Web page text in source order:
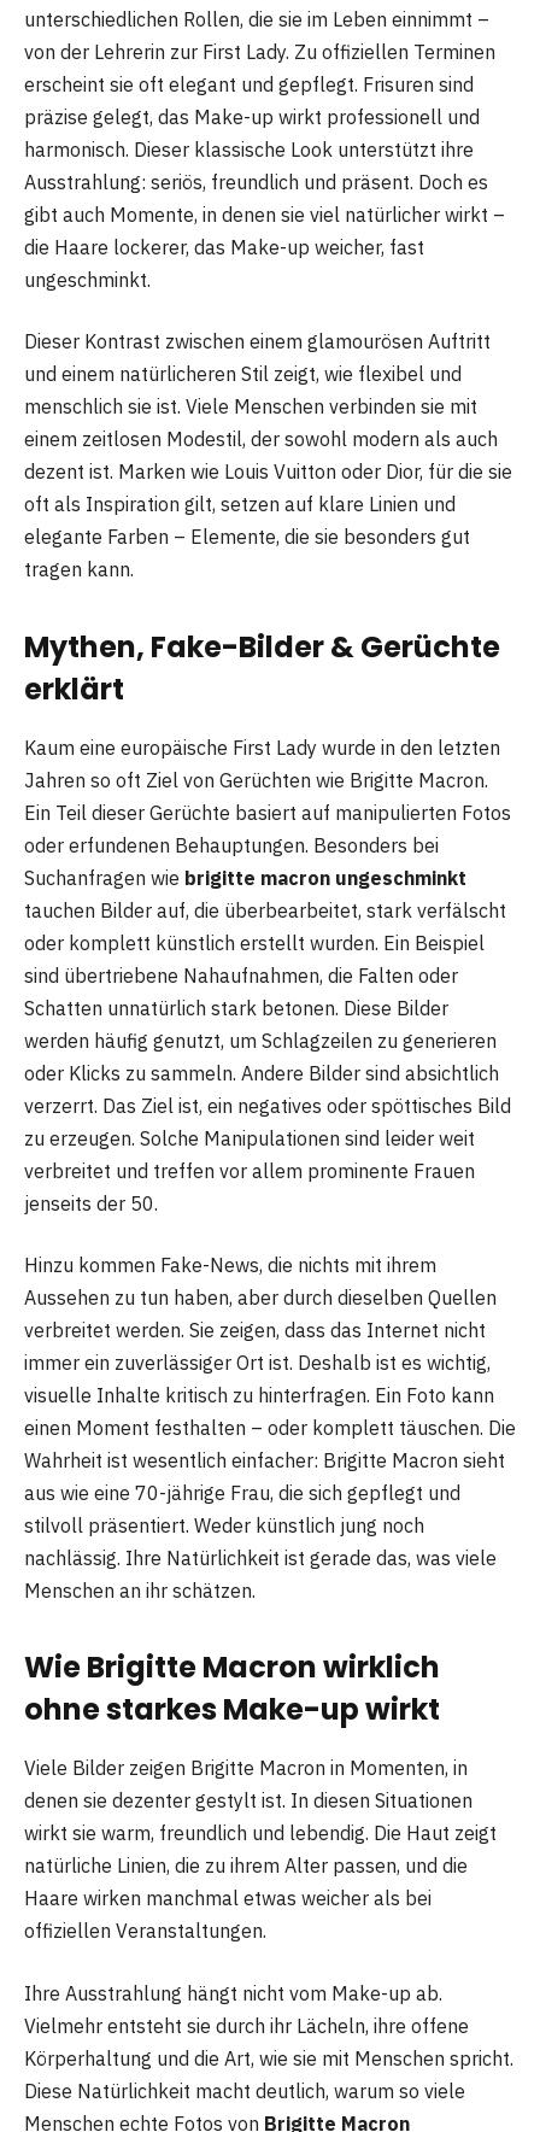
unterschiedlichen Rollen, die sie im Leben einnimmt –
von der Lehrerin zur First Lady. Zu offiziellen Terminen
erscheint sie oft elegant und gepflegt. Frisuren sind
präzise gelegt, das Make-up wirkt professionell und
harmonisch. Dieser klassische Look unterstützt ihre
Ausstrahlung: seriös, freundlich und präsent. Doch es
gibt auch Momente, in denen sie viel natürlicher wirkt –
die Haare lockerer, das Make-up weicher, fast
ungeschminkt.
Dieser Kontrast zwischen einem glamourösen Auftritt
und einem natürlicheren Stil zeigt, wie flexibel und
menschlich sie ist. Viele Menschen verbinden sie mit
einem zeitlosen Modestil, der sowohl modern als auch
dezent ist. Marken wie Louis Vuitton oder Dior, für die sie
oft als Inspiration gilt, setzen auf klare Linien und
elegante Farben – Elemente, die sie besonders gut
tragen kann.
Mythen, Fake-Bilder & Gerüchte
erklärt
Kaum eine europäische First Lady wurde in den letzten
Jahren so oft Ziel von Gerüchten wie Brigitte Macron.
Ein Teil dieser Gerüchte basiert auf manipulierten Fotos
oder erfundenen Behauptungen. Besonders bei
Suchanfragen wie brigitte macron ungeschminkt
tauchen Bilder auf, die überbearbeitet, stark verfälscht
oder komplett künstlich erstellt wurden. Ein Beispiel
sind übertriebene Nahaufnahmen, die Falten oder
Schatten unnatürlich stark betonen. Diese Bilder
werden häufig genutzt, um Schlagzeilen zu generieren
oder Klicks zu sammeln. Andere Bilder sind absichtlich
verzerrt. Das Ziel ist, ein negatives oder spöttisches Bild
zu erzeugen. Solche Manipulationen sind leider weit
verbreitet und treffen vor allem prominente Frauen
jenseits der 50.
Hinzu kommen Fake-News, die nichts mit ihrem
Aussehen zu tun haben, aber durch dieselben Quellen
verbreitet werden. Sie zeigen, dass das Internet nicht
immer ein zuverlässiger Ort ist. Deshalb ist es wichtig,
visuelle Inhalte kritisch zu hinterfragen. Ein Foto kann
einen Moment festhalten – oder komplett täuschen. Die
Wahrheit ist wesentlich einfacher: Brigitte Macron sieht
aus wie eine 70-jährige Frau, die sich gepflegt und
stilvoll präsentiert. Weder künstlich jung noch
nachlässig. Ihre Natürlichkeit ist gerade das, was viele
Menschen an ihr schätzen.
Wie Brigitte Macron wirklich
ohne starkes Make-up wirkt
Viele Bilder zeigen Brigitte Macron in Momenten, in
denen sie dezenter gestylt ist. In diesen Situationen
wirkt sie warm, freundlich und lebendig. Die Haut zeigt
natürliche Linien, die zu ihrem Alter passen, und die
Haare wirken manchmal etwas weicher als bei
offiziellen Veranstaltungen.
Ihre Ausstrahlung hängt nicht vom Make-up ab.
Vielmehr entsteht sie durch ihr Lächeln, ihre offene
Körperhaltung und die Art, wie sie mit Menschen spricht.
Diese Natürlichkeit macht deutlich, warum so viele
Menschen echte Fotos von Brigitte Macron